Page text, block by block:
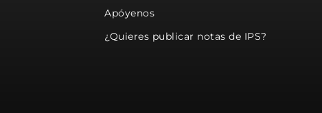
Apóyenos
¿Quieres publicar notas de IPS?